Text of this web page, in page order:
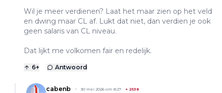
Wil je meer verdienen? Laat het maar zien op het veld
en dwing maar CL af. Lukt dat niet, dan verdien je ook
geen salaris van CL niveau.
Dat lijkt me volkomen fair en redelijk.
6+ Antwoord
cabenb 30 mei 2026 om 8:27 + 2538